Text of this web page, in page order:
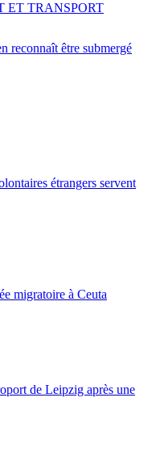
reconnaît être submergé
ET TRANSPORT
étrangers servent
migratoire à Ceuta
de Leipzig après une